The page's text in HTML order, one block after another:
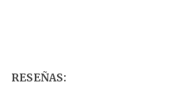
RESEÑAS: